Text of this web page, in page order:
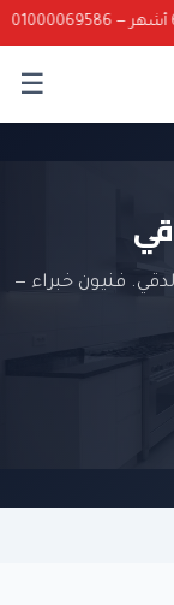
☰
فنيون خبراء —